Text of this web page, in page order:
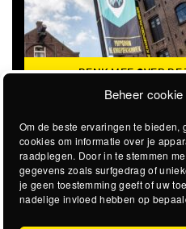
Beheer
Om de beste ervaringen te
cookies om informatie over je
raadplegen. Door in te stemmen
gegevens zoals surfgedrag of
je geen toestemming geeft of uw
nadelige invloed hebben op
DENK MEE OVER